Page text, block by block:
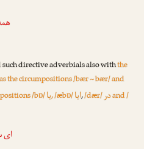
directive adverbials also withthe
the circumpositions /bær ~ bær/ and
/bɒ/با, /æbɒ/ابا,/dær/درand /